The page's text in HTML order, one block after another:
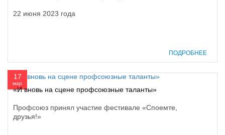
22 июня 2023 года
ПОДРОБНЕЕ
17
мар
«И вновь на сцене профсоюзные таланты»
Профсоюз принял участие фестивале «Споемте,
друзья!»